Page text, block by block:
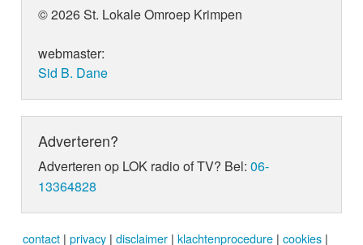
© 2026 St. Lokale Omroep Krimpen
webmaster:
Sid B. Dane
Adverteren?
Adverteren op LOK radio of TV? Bel:06-
13364828
contact | privacy | disclaimer | klachtenprocedure | cookies |